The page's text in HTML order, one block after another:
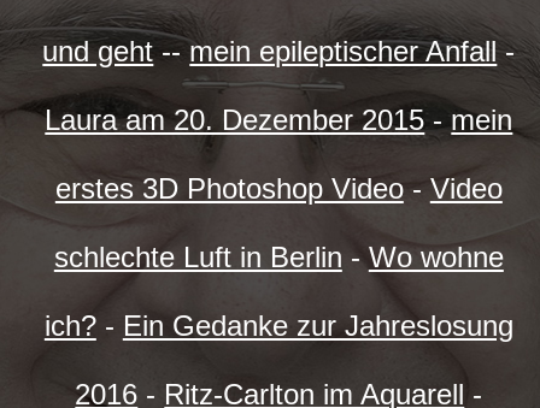
und geht --mein epileptischer Anfall-
Laura am 20. Dezember 2015- mein
erstes 3D Photoshop Video-Video
schlechte Luft in Berlin -Wo wohne
ich?- Ein Gedanke zur Jahreslosung
2016 - Ritz-Carlton im Aquarell -